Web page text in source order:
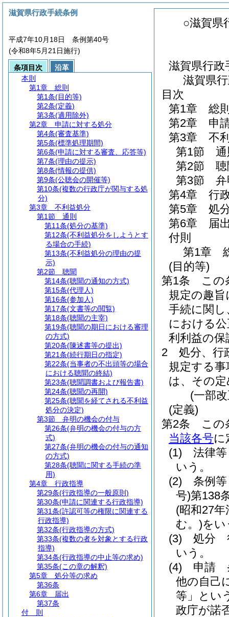
○滋賀県
滋賀県行
滋賀県
目次
第1章
総
第2章
申
第3章
不
第1節
第2節
第3節
第4章
行
第5章
処
第6章
届
付則
第1章
(目的等)
第1条
この
規定の趣
手続に関
における
利利益の
2
処分、行
規定する
は、その
(一部
(定義)
第2条
この
当該各号に
(1)
法律
いう。
(2)
条例
号)第138
(昭和27
む。)をい
(3)
処分
いう。
(4)
申請
他の自己
等」とい
政庁が諾
滋賀県行政手続条例
平成7年10月18日 条例第40号
(令和8年5月21日施行)
条項目次
沿革
本則
第1章
総則
第1条(目的等)
第2条(定義)
第3条(適用除外)
第2章
申請に対する処分
第4条(審査基準)
第5条(標準処理期間)
第6条(申請に対する審査、応答等)
第7条(理由の提示)
第8条(情報の提供)
第9条(公聴会の開催等)
第10条(複数の行政庁が関与する処
分)
第3章
不利益処分
第1節
通則
第11条(処分の基準)
第12条(不利益処分をしようとす
る場合の手続)
第13条(不利益処分の理由の提
示)
第2節
聴聞
第14条(聴聞の通知の方式)
第15条(代理人)
第16条(参加人)
第17条(文書等の閲覧)
第18条(聴聞の主宰)
第19条(聴聞の期日における審理
の方式)
第20条(陳述書等の提出)
第21条(続行期日の指定)
第22条(当事者の不出頭等の場合
における聴聞の終結)
第23条(聴聞調書および報告書)
第24条(聴聞の再開)
第25条(聴聞を経てされる不利益
処分の決定)
第3節
弁明の機会の付与
第26条(弁明の機会の付与の方
式)
第27条(弁明の機会の付与の通知
の方式)
第28条(聴聞に関する手続の準
用)
第4章
行政指導
第29条(行政指導の一般原則)
第30条(申請に関連する行政指導)
第31条(許認可等の権限に関連する
行政指導)
第32条(行政指導の方式)
第33条(複数の者を対象とする行政
指導)
第34条(行政指導の中止等の求め)
第35条(この章の解釈)
第5章
処分等の求め
第36条
第6章
届出
第37条
付 則